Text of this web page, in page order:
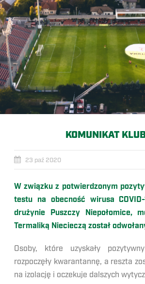
KOMUNIKAT
23 paź 2020
W związku z potwierdzonym
testu na obecność wirusa
drużynie Puszczy Niepołomice,
Termaliką Niecieczą został
Osoby, które uzyskały
rozpoczęły kwarantannę, a reszta
na izolację i oczekuje dalszych